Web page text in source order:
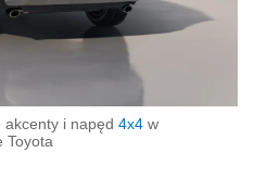
akcenty i napęd 4x4 w
Toyota